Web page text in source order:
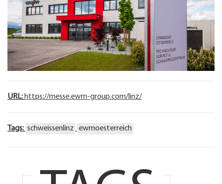
URL: https://messe.ewm-group.com/linz/
Tags: schweissenlinz ewmoesterreich